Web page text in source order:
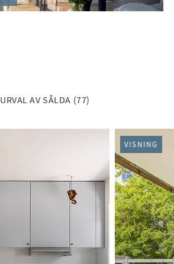
URVAL AV SÅLDA (77)
VISNING